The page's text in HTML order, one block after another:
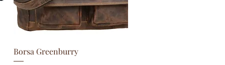
Aperçu rapide
Borsa Greenburry